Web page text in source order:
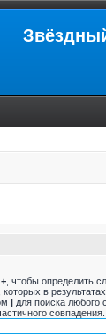
+ , чтобы определить
которых в
| для поиска любого
совпадения.